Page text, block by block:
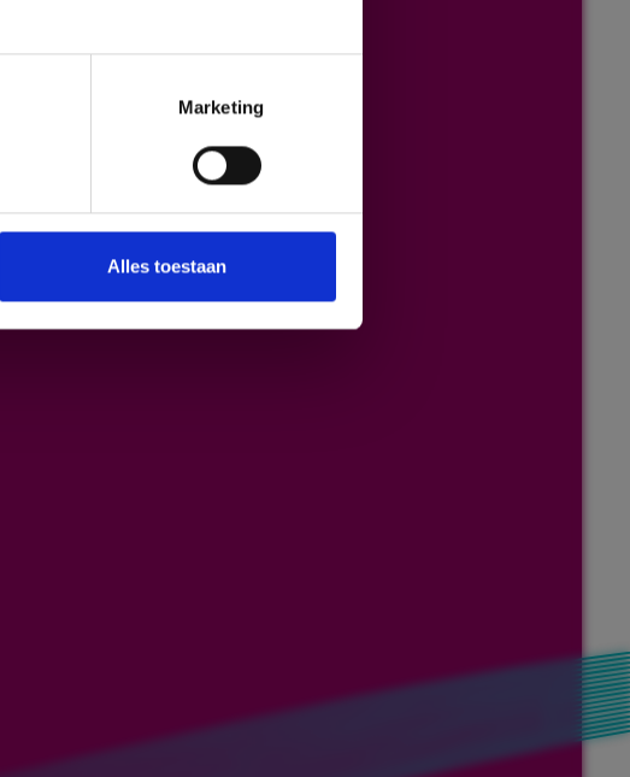
Marketing
Alles toestaan